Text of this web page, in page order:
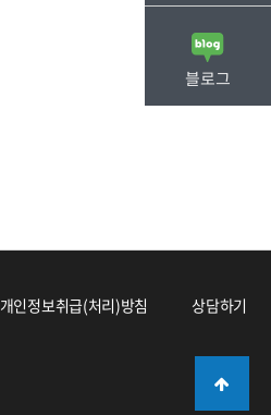
개인정보취급(처리)방침 상담하기
블로그